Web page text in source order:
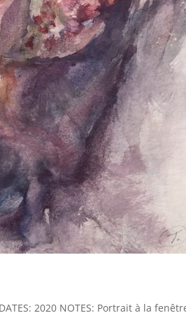
2020 NOTES: Portrait à la